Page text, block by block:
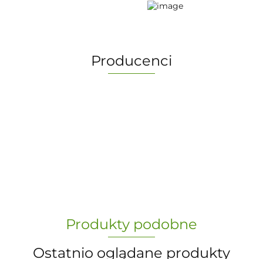
Producenci
„Paula” S.C. Marzena Dudkiewicz
Sławomir Dudkiewicz
Produkty podobne
Ostatnio oglądane produkty